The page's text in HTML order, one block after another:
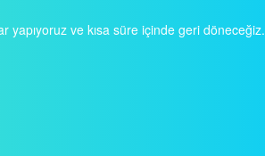
yapıyoruz ve kısa süre içinde geri döneceğiz.